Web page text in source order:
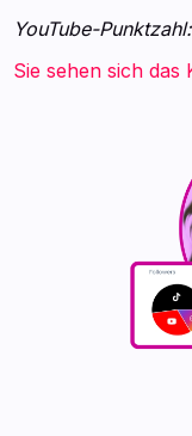
YouTube-Punktzahl:
Sie sehen sich